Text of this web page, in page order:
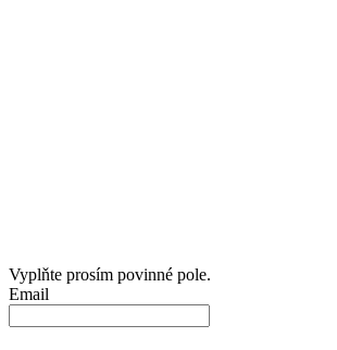
Vyplňte prosím povinné pole.
Email